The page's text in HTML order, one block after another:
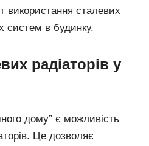
використання сталевих
систем в будинку.
радіаторів у
дому” є можливість
Це дозволяє